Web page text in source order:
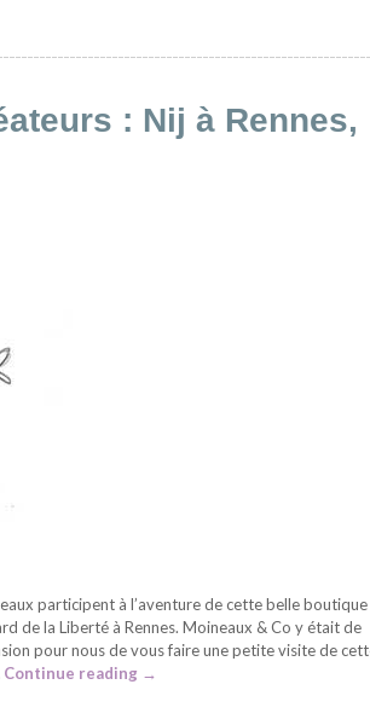
: Nij à Rennes,
participent à l’aventure de cette belle boutique
de la Liberté à Rennes. Moineaux & Co y était de
pour nous de vous faire une petite visite de
Continue reading →